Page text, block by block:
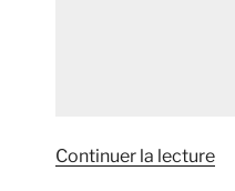
Continuer la lecture